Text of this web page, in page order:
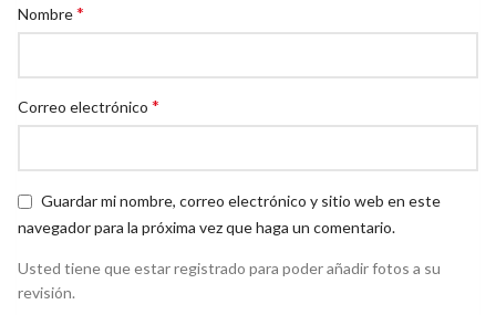
Nombre*
Correo electrónico *
Guardar mi nombre, correo electrónico y sitio web en este
navegador para la próxima vez que haga un comentario.
Usted tiene que estar registrado para poder añadir fotos a su
revisión.